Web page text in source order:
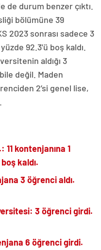
de durum benzer çıktı.
bölümüne 39
2023 sonrası sadece 3
92.3’ü boş kaldı.
aldığı 3
değil. Maden
2’si genel lise,
11 kontenjanına 1
kaldı.
3 öğrenci aldı.
3 öğrenci girdi.
6 öğrenci girdi.